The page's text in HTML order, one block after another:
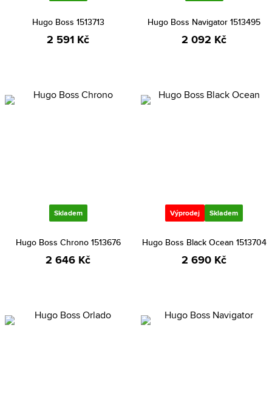
Hugo Boss 1513713
2 591 Kč
Hugo Boss Navigator 1513495
2 092 Kč
Skladem
Hugo Boss Chrono 1513676
2 646 Kč
Výprodej Skladem
Hugo Boss Black Ocean 1513704
2 690 Kč